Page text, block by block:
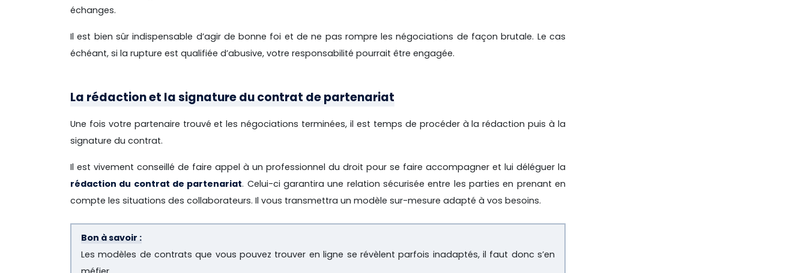
échanges.
Il est bien sûr indispensable d’agir de bonne foi et de ne pas rompre les négociations de façon brutale. Le cas
échéant, si la rupture est qualifiée d’abusive, votre responsabilité pourrait être engagée.
La rédaction et la signature du contrat de partenariat
Une fois votre partenaire trouvé et les négociations terminées, il est temps de procéder à la rédaction puis à la
signature du contrat.
Il est vivement conseillé de faire appel à un professionnel du droit pour se faire accompagner et lui déléguer la
rédaction du contrat de partenariat. Celui-ci garantira une relation sécurisée entre les parties en prenant en
compte les situations des collaborateurs. Il vous transmettra un modèle sur-mesure adapté à vos besoins.
Bon à savoir :
Les modèles de contrats que vous pouvez trouver en ligne se révèlent parfois inadaptés, il faut donc s’en